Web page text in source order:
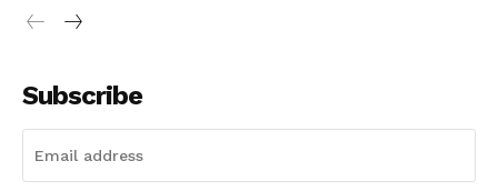
Subscribe